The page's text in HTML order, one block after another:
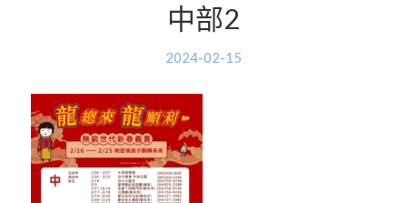
中部2
2024-02-15